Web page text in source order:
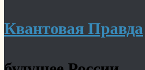
Квантовая Правда